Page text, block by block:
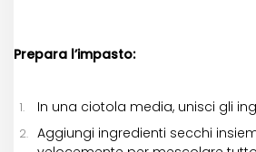
Prepara l’impasto:
In una ciotola media, unisci gli
Aggiungi ingredienti secchi